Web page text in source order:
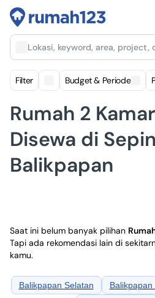
Lokasi, keyword, area, project,
Filter Budget & Periode
Rumah 2
Disewa di
Balikpapan
Saat ini belum banyak pilihan
Tapi ada rekomendasi lain di
kamu.
Balikpapan Selatan Balikpapan